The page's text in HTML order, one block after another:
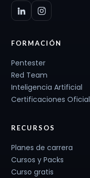
FORMACIÓN
Pentester
Red Team
Inteligencia Artificial
Certificaciones
RECURSOS
Planes de carrera
Cursos y Packs
Curso gratis